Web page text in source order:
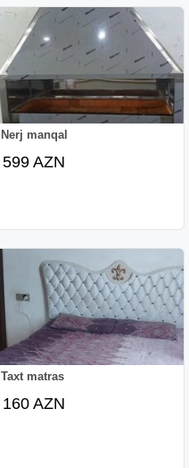
Nerj manqal
599 AZN
Taxt matras
160 AZN